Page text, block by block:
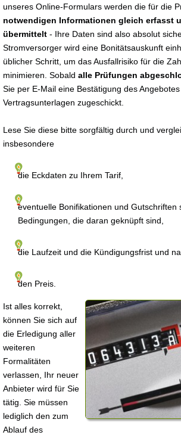
unseres Online-Formulars werden die für die
notwendigen Informationen gleich erfasst
übermittelt - Ihre Daten sind also absolut
Stromversorger wird eine Bonitätsauskunft
üblicher Schritt, um das Ausfallrisiko für die
minimieren. Sobald alle Prüfungen
Sie per E-Mail eine Bestätigung des
Vertragsunterlagen zugeschickt.
Lese Sie diese bitte sorgfältig durch und
insbesondere
die Eckdaten zu Ihrem Tarif,
eventuelle Bonifikationen und Gutschriften
Bedingungen, die daran geknüpft sind,
die Laufzeit und die Kündigungsfrist und
den Preis.
Ist alles korrekt,
können Sie sich auf
die Erledigung aller
weiteren
Formalitäten
verlassen, Ihr neuer
Anbieter wird für Sie
tätig. Sie müssen
lediglich den zum
Ablauf des